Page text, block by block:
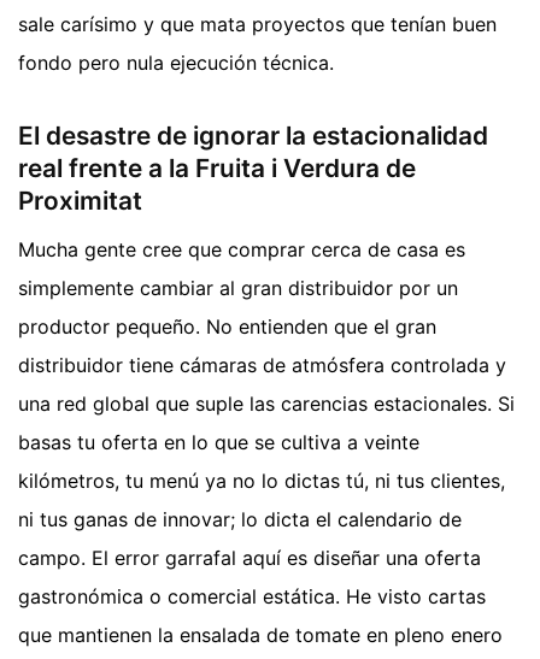
sale carísimo y que mata proyectos que tenían buen
fondo pero nula ejecución técnica.
El desastre de ignorar la estacionalidad
real frente a la Fruita i Verdura de
Proximitat
Mucha gente cree que comprar cerca de casa es
simplemente cambiar al gran distribuidor por un
productor pequeño. No entienden que el gran
distribuidor tiene cámaras de atmósfera controlada y
una red global que suple las carencias estacionales. Si
basas tu oferta en lo que se cultiva a veinte
kilómetros, tu menú ya no lo dictas tú, ni tus clientes,
ni tus ganas de innovar; lo dicta el calendario de
campo. El error garrafal aquí es diseñar una oferta
gastronómica o comercial estática. He visto cartas
que mantienen la ensalada de tomate en pleno enero